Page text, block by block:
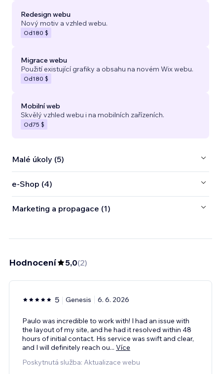
Redesign webu
Nový motiv a vzhled webu.
Od180 $
Migrace webu
Použití existující grafiky a obsahu na novém Wix webu.
Od180 $
Mobilní web
Skvělý vzhled webu i na mobilních zařízeních.
Od75 $
Malé úkoly (5)
e‑Shop (4)
Marketing a propagace (1)
Hodnocení 5,0(2)
5 Genesis 6. 6. 2026
Paulo was incredible to work with! I had an issue with
the layout of my site, and he had it resolved within 48
hours of initial contact. His service was swift and clear,
and I will definitely reach ou... Více
Poskytnutá služba: Aktualizace webu